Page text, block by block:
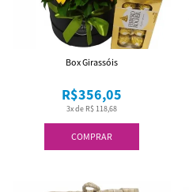
COMPRAR
3x de R$ 118,68
R$356,05
Box Girassóis